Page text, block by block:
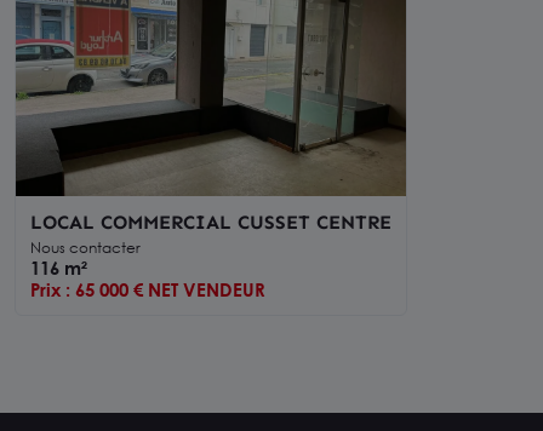
LOCAL COMMERCIAL CUSSET CENTRE
Nous contacter
116 m²
Prix : 65 000 € NET VENDEUR